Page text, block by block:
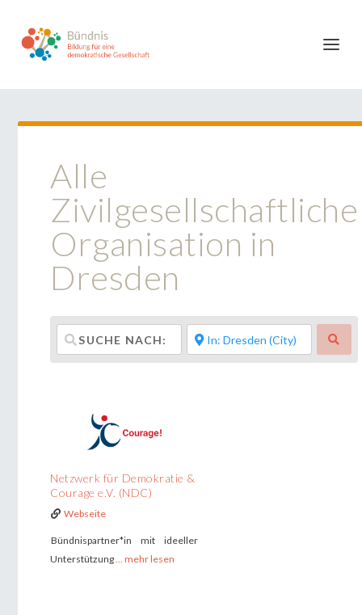
Alle
Zivilgesellschaftliche
Organisation in
Dresden
Netzwerk für Demokratie &
Courage e.V. (NDC)
Webseite
Bündnispartner*in mit ideeller
Unterstützung... mehr lesen